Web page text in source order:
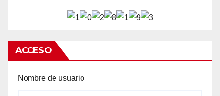
ACCESO
Nombre de usuario